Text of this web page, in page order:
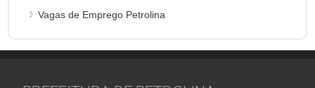
Vagas de Emprego Petrolina